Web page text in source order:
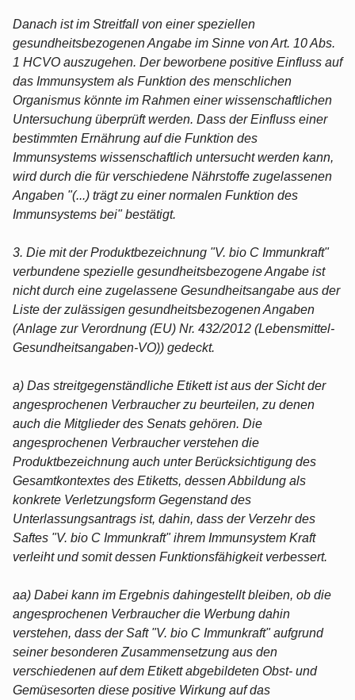
Danach ist im Streitfall von einer speziellen
gesundheitsbezogenen Angabe im Sinne von Art. 10 Abs.
1 HCVO auszugehen. Der beworbene positive Einfluss auf
das Immunsystem als Funktion des menschlichen
Organismus könnte im Rahmen einer wissenschaftlichen
Untersuchung überprüft werden. Dass der Einfluss einer
bestimmten Ernährung auf die Funktion des
Immunsystems wissenschaftlich untersucht werden kann,
wird durch die für verschiedene Nährstoffe zugelassenen
Angaben "(...) trägt zu einer normalen Funktion des
Immunsystems bei" bestätigt.
3. Die mit der Produktbezeichnung "V. bio C Immunkraft"
verbundene spezielle gesundheitsbezogene Angabe ist
nicht durch eine zugelassene Gesundheitsangabe aus der
Liste der zulässigen gesundheitsbezogenen Angaben
(Anlage zur Verordnung (EU) Nr. 432/2012 (Lebensmittel-
Gesundheitsangaben-VO)) gedeckt.
a) Das streitgegenständliche Etikett ist aus der Sicht der
angesprochenen Verbraucher zu beurteilen, zu denen
auch die Mitglieder des Senats gehören. Die
angesprochenen Verbraucher verstehen die
Produktbezeichnung auch unter Berücksichtigung des
Gesamtkontextes des Etiketts, dessen Abbildung als
konkrete Verletzungsform Gegenstand des
Unterlassungsantrags ist, dahin, dass der Verzehr des
Saftes "V. bio C Immunkraft" ihrem Immunsystem Kraft
verleiht und somit dessen Funktionsfähigkeit verbessert.
aa) Dabei kann im Ergebnis dahingestellt bleiben, ob die
angesprochenen Verbraucher die Werbung dahin
verstehen, dass der Saft "V. bio C Immunkraft" aufgrund
seiner besonderen Zusammensetzung aus den
verschiedenen auf dem Etikett abgebildeten Obst- und
Gemüsesorten diese positive Wirkung auf das